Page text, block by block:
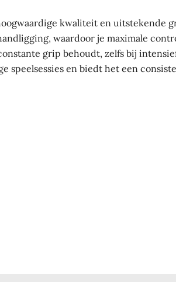
kwaliteit en uitstekende
waardoor je maximale
grip behoudt, zelfs bij
speelsessies en biedt het een